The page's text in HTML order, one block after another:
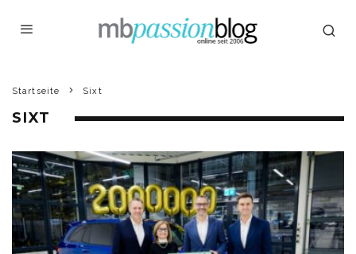
Startseite Sixt
SIXT